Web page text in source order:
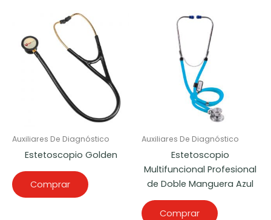
Auxiliares De Diagnóstico
Estetoscopio Golden
Comprar
Auxiliares De Diagnóstico
Estetoscopio
Multifuncional Profesional
de Doble Manguera Azul
Comprar